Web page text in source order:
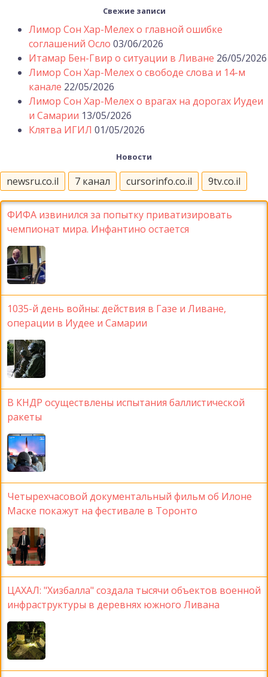
Свежие записи
Лимор Сон Хар-Мелех о главной ошибке
соглашений Осло 03/06/2026
Итамар Бен-Гвир о ситуации в Ливане 26/05/2026
Лимор Сон Хар-Мелех о свободе слова и 14-м
канале 22/05/2026
Лимор Сон Хар-Мелех о врагах на дорогах Иудеи
и Самарии 13/05/2026
Клятва ИГИЛ 01/05/2026
Новости
newsru.co.il 7 канал cursorinfo.co.il 9tv.co.il
ФИФА извинился за попытку приватизировать
чемпионат мира. Инфантино остается
1035-й день войны: действия в Газе и Ливане,
операции в Иудее и Самарии
В КНДР осуществлены испытания баллистической
ракеты
Четырехчасовой документальный фильм об Илоне
Маске покажут на фестивале в Торонто
ЦАХАЛ: "Хизбалла" создала тысячи объектов военной
инфраструктуры в деревнях южного Ливана